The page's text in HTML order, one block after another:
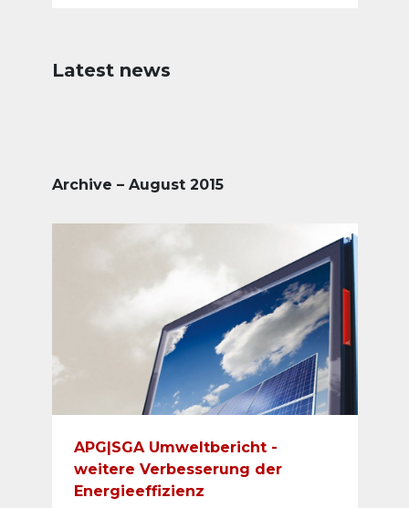
Latest news
Archive – August 2015
APG|SGA Umweltbericht -
weitere Verbesserung der
Energieeffizienz